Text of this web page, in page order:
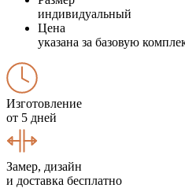
индивидуальный
Цена
указана за базовую
Изготовление
от 5 дней
Замер, дизайн
и доставка бесплатно